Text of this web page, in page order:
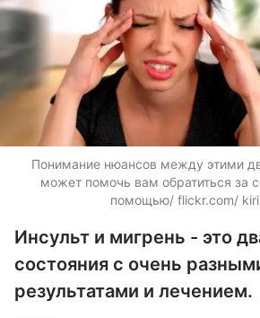
Понимание нюансов между этими
может помочь вам обратиться за
помощью/ flickr.com/
Инсульт и мигрень - это
состояния с очень
результатами и лечением.